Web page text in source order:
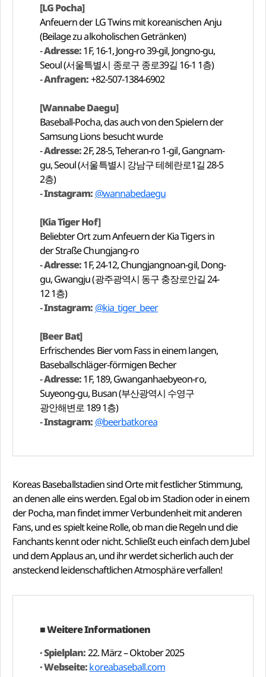
[LG Pocha]
Anfeuern der LG Twins mit koreanischen Anju
(Beilage zu alkoholischen Getränken)
-Adresse:1F, 16-1, Jong-ro 39-gil, Jongno-gu,
Seoul (서울특별시 종로구 종로39길 16-1 1층)
-Anfragen:+82-507-1384-6902
[Wannabe Daegu]
Baseball-Pocha, das auch von den Spielern der
Samsung Lions besucht wurde
-Adresse:2F, 28-5, Teheran-ro 1-gil, Gangnam-
gu, Seoul (서울특별시 강남구 테헤란로1길 28-5
2층)
-Instagram: @wannabedaegu
[Kia Tiger Hof]
Beliebter Ort zum Anfeuern der Kia Tigers in
der Straße Chungjang-ro
-Adresse:1F, 24-12, Chungjangnoan-gil, Dong-
gu, Gwangju (광주광역시 동구 충장로안길 24-
12 1층)
-Instagram: @kia_tiger_beer
[Beer Bat]
Erfrischendes Bier vom Fass in einem langen,
Baseballschläger-förmigen Becher
-Adresse:1F, 189, Gwanganhaebyeon-ro,
Suyeong-gu, Busan (부산광역시 수영구
광안해변로 189 1층)
-Instagram: @beerbatkorea
Koreas Baseballstadien sind Orte mit festlicher Stimmung,
an denen alle eins werden. Egal ob im Stadion oder in einem
der Pocha, man findet immer Verbundenheit mit anderen
Fans, und es spielt keine Rolle, ob man die Regeln und die
Fanchants kennt oder nicht. Schließt euch einfach dem Jubel
und dem Applaus an, und ihr werdet sicherlich auch der
ansteckend leidenschaftlichen Atmosphäre verfallen!
■ Weitere Informationen
· Spielplan:22. März – Oktober 2025
· Webseite:koreabaseball.com